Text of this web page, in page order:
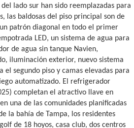
lado sur han sido reemplazadas para
las baldosas del piso principal son de
patrón diagonal en todo el primer
LED, un sistema de agua para
de agua sin tanque Navien,
iluminación exterior, nuevo sistema
el segundo piso y camas elevadas para
automatizado. El refrigerador
completan el atractivo llave en
una de las comunidades planificadas
la bahía de Tampa, los residentes
de 18 hoyos, casa club, dos centros